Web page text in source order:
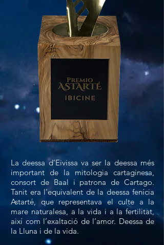
La deessa d’Eivissa va ser la deessa més
important de la mitologia cartaginesa,
consort de Baal i patrona de Cartago.
Tanit era l’equivalent de la deessa fenícia
Astarté, que representava el culte a la
mare naturalesa, a la vida i a la fertilitat,
així com l’exaltació de l’amor. Deessa de
la Lluna i de la vida.